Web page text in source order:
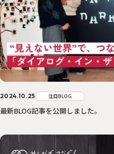
2024.10.25 注目BLOG
最新BLOG記事を公開しました。